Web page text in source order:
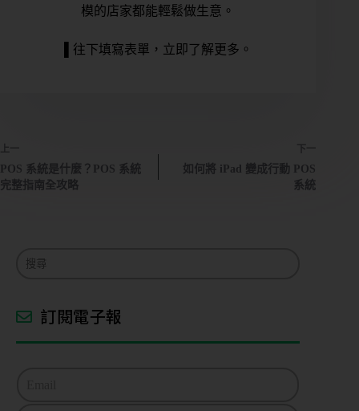
模的店家都能輕鬆做生意。
▌往下填寫表單，立即了解更多。
上一
POS 系統是什麼？POS 系統
完整指南全攻略
下一
如何將 iPad 變成行動 POS
系統
訂閱電子報